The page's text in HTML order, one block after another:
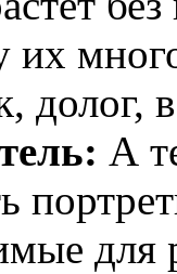
много
в
А
для